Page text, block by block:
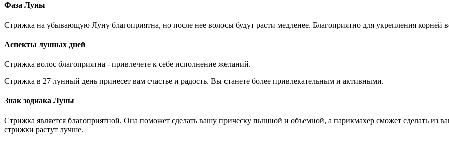
Фаза Луны
Стрижка на убывающую Луну благоприятна, но после нее волосы будут расти медленее. Благоприятно для укрепления корней
Аспекты лунных дней
Стрижка волос благоприятна - привлечете к себе исполнение желаний.
Стрижка в 27 лунный день принесет вам счастье и радость. Вы станете более привлекательным и активными.
Знак зодиака Луны
Стрижка является благоприятной. Она поможет сделать вашу прическу пышной и объемной, а парикмахер сможет сделать из
стрижки растут лучше.